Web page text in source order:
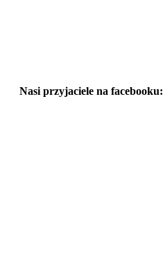
Nasi przyjaciele na facebooku: